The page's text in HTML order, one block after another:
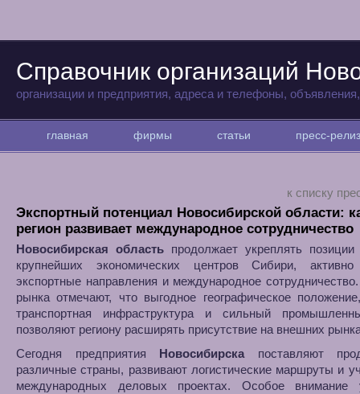
Справочник организаций
организации и предприятия, адреса и телефоны,
главная фирмы статьи пресс-
к списку
Экспортный потенциал Новосибирской области:
регион развивает международное сотрудничество
Новосибирская область продолжает укреплять позиции
крупнейших экономических центров Сибири, активно
экспортные направления и международное
рынка отмечают, что выгодное географическое
транспортная инфраструктура и сильный
позволяют региону расширять присутствие на внешних
Сегодня предприятия Новосибирска поставляют
различные страны, развивают логистические маршруты и
международных деловых проектах. Особое внимание